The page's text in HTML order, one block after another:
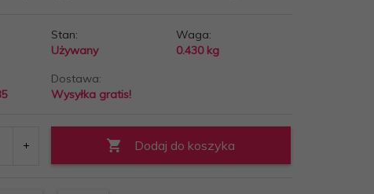
Stan:
Używany
Waga:
0.430 kg
Dostawa:
Wysyłka gratis!
Dodaj do koszyka